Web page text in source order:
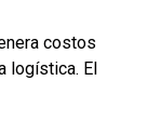
costos
logística. El